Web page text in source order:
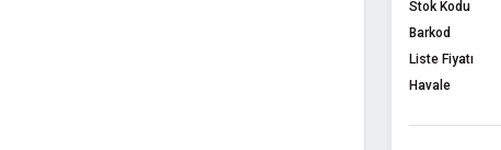
Stok Kodu
Barkod
Liste Fiyatı
Havale